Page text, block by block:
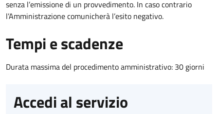
senza l’emissione di un provvedimento. In caso contrario
l’Amministrazione comunicherà l’esito negativo.
Tempi e scadenze
Durata massima del procedimento amministrativo: 30 giorni
Accedi al servizio